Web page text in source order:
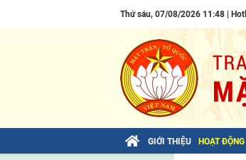
Thứ sáu, 07/08/2026 11:48 |
GIỚI THIỆU HOẠT